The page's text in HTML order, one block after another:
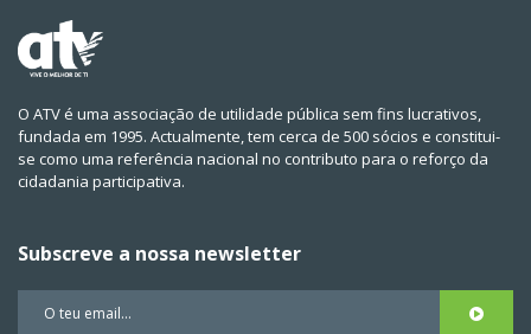
O ATV é uma associação de utilidade pública sem fins lucrativos,
fundada em 1995. Actualmente, tem cerca de 500 sócios e constitui-
se como uma referência nacional no contributo para o reforço da
cidadania participativa.
Subscreve a nossa newsletter